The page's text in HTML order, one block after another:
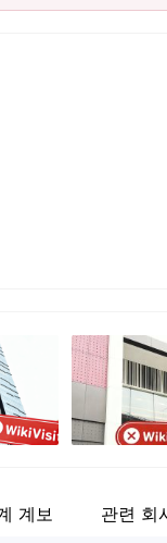
계보 관련 회